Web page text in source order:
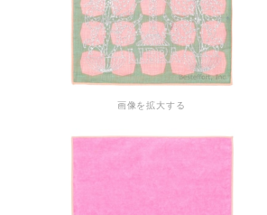
画像を拡大する